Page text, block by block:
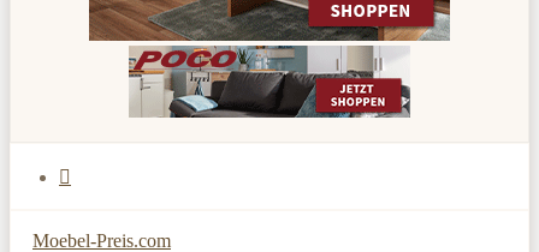
Moebel-Preis.com